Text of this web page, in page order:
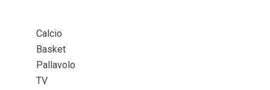
Calcio
Basket
Pallavolo
TV